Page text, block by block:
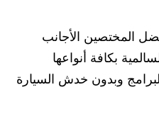
المختصين الأجانب
بكافة أنواعها
وبدون خدش السيارة